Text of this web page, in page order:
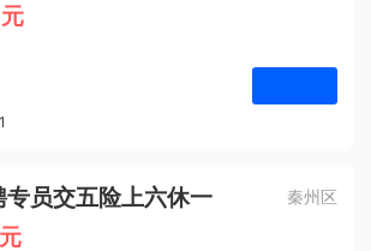
专员交五险上六休一 秦州区